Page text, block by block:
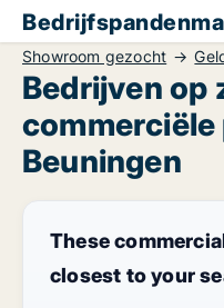
Showroom gezocht
Bedrijven op
commerciële
Beuningen
These
closest to your